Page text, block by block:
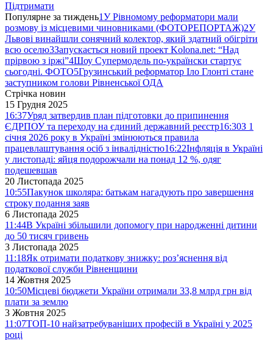
Підтримати
Популярне за тиждень1У Рівномому реформатори мали
розмову із місцевими чиновниками (ФОТОРЕПОРТАЖ)2У
Львові винайшли сонячний колектор, який здатний обігріти
всю оселю3Запускається новий проект Kolona.net: “Над
прірвою з іржі”4Шоу Супермодель по-українски стартує
сьогодні. ФОТО5Грузинський реформатор Іло Глонті стане
заступником голови Рівненської ОДА
Стрічка новин
15 Грудня 2025
16:37Уряд затвердив план підготовки до припинення
ЄДРПОУ та переходу на єдиний державний реєстр16:30З 1
січня 2026 року в Україні змінюються правила
працевлаштування осіб з інвалідністю16:22Інфляція в Україні
у листопаді: яйця подорожчали на понад 12 %, одяг
подешевшав
20 Листопада 2025
10:55Пакунок школяра: батькам нагадують про завершення
строку подання заяв
6 Листопада 2025
11:44В Україні збільшили допомогу при народженні дитини
до 50 тисяч гривень
3 Листопада 2025
11:18Як отримати податкову знижку: роз’яснення від
податкової служби Рівненщини
14 Жовтня 2025
10:50Місцеві бюджети України отримали 33,8 млрд грн від
плати за землю
3 Жовтня 2025
11:07ТОП-10 найзатребуваніших професій в Україні у 2025
році